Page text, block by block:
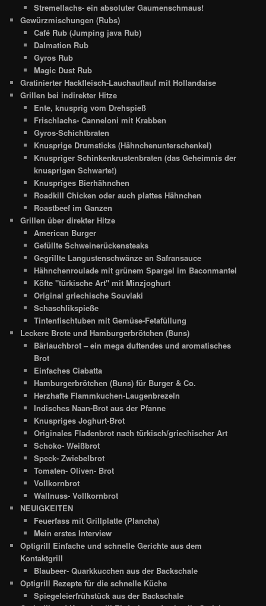
Stremellachs- ein absoluter Gaumenschmaus!
Gewürzmischungen (Rubs)
Café Rub (Jumping java Rub)
Dalmation Rub
Gyros Rub
Magic Dust Rub
Gratinierter Hackfleisch-Lauchauflauf mit Hollandaise
Grillen bei indirekter Hitze
Ente, knusprig vom Drehspieß
Frischlachs- Canneloni mit Krabben
Gyros-Schichtbraten
Knusprige Drumsticks (Hähnchenunterschenkel)
Knuspriger Schinkenkrustenbraten (das Geheimnis der
knusprigen Schwarte!)
Knuspriges Bierhähnchen
Roadkill Chicken oder auch plattes Hähnchen
Roastbeef im Ganzen
Grillen über direkter Hitze
American Burger
Gefüllte Schweinerückensteaks
Gegrillte Langustenschwänze an Safransauce
Hähnchenroulade mit grünem Spargel im Baconmantel
Köfte "türkische Art" mit Minzjoghurt
Original griechische Souvlaki
Schaschlikspieße
Tintenfischtuben mit Gemüse-Fetafüllung
Leckere Brote und Hamburgerbrötchen (Buns)
Bärlauchbrot – ein mega duftendes und aromatisches
Brot
Einfaches Ciabatta
Hamburgerbrötchen (Buns) für Burger & Co.
Herzhafte Flammkuchen-Laugenbrezeln
Indisches Naan-Brot aus der Pfanne
Knuspriges Joghurt-Brot
Originales Fladenbrot nach türkisch/griechischer Art
Schoko- Weißbrot
Speck- Zwiebelbrot
Tomaten- Oliven- Brot
Vollkornbrot
Wallnuss- Vollkornbrot
NEUIGKEITEN
Feuerfass mit Grillplatte (Plancha)
Mein erstes Interview
Optigrill Einfache und schnelle Gerichte aus dem
Kontaktgrill
Blaubeer- Quarkkucchen aus der Backschale
Optigrill Rezepte für die schnelle Küche
Spiegeleierfrühstück aus der Backschale